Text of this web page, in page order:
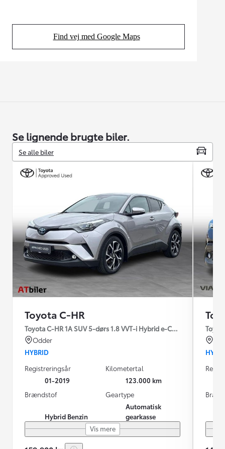
Find vej med Google Maps
(Opens in new tab)
Se lignende brugte biler.
Se alle biler
Toyota C-HR
Toyota C-HR 1A SUV 5-dørs 1.8 VVT-i Hybrid e-CVT C-LUB -
Odder
HYBRID
Registreringsår
01-2019
Kilometertal
123.000 km
Brændstof
Hybrid Benzin
Geartype
Automatisk
gearkasse
Vis mere